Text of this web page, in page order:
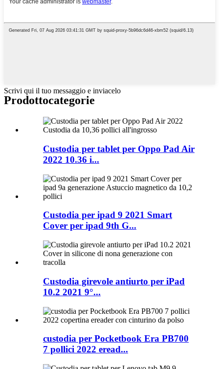
Scrivi qui il tuo messaggio e inviacelo
Prodottocategorie
Custodia per tablet per Oppo Pad Air
2022 10.36 i...
Custodia per ipad 9 2021 Smart
Cover per ipad 9th G...
Custodia girevole antiurto per iPad
10.2 2021 9°...
custodia per Pocketbook Era PB700
7 pollici 2022 eread...